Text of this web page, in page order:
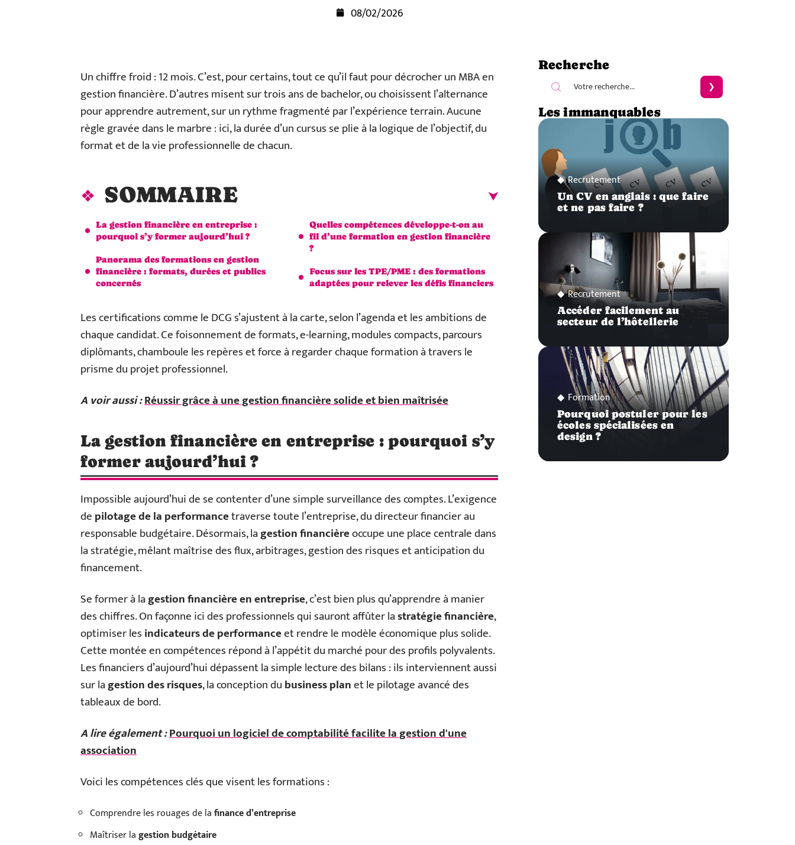
08/02/2026
Un chiffre froid : 12 mois. C’est, pour certains, tout ce qu’il faut pour décrocher un MBA en
gestion financière. D’autres misent sur trois ans de bachelor, ou choisissent l’alternance
pour apprendre autrement, sur un rythme fragmenté par l’expérience terrain. Aucune
règle gravée dans le marbre : ici, la durée d’un cursus se plie à la logique de l’objectif, du
format et de la vie professionnelle de chacun.
SOMMAIRE
La gestion financière en entreprise :
pourquoi s’y former aujourd’hui ?
Panorama des formations en gestion
financière : formats, durées et publics
concernés
Quelles compétences développe-t-on au
fil d’une formation en gestion financière
?
Focus sur les TPE/PME : des formations
adaptées pour relever les défis financiers
Les certifications comme le DCG s’ajustent à la carte, selon l’agenda et les ambitions de
chaque candidat. Ce foisonnement de formats, e-learning, modules compacts, parcours
diplômants, chamboule les repères et force à regarder chaque formation à travers le
prisme du projet professionnel.
A voir aussi :Réussir grâce à une gestion financière solide et bien maîtrisée
La gestion financière en entreprise : pourquoi s’y
former aujourd’hui ?
Impossible aujourd’hui de se contenter d’une simple surveillance des comptes. L’exigence
depilotage de la performancetraverse toute l’entreprise, du directeur financier au
responsable budgétaire. Désormais, lagestion financièreoccupe une place centrale dans
la stratégie, mêlant maîtrise des flux, arbitrages, gestion des risques et anticipation du
financement.
Se former à lagestion financière en entreprise, c’est bien plus qu’apprendre à manier
des chiffres. On façonne ici des professionnels qui sauront affûter lastratégie financière,
optimiser lesindicateurs de performanceet rendre le modèle économique plus solide.
Cette montée en compétences répond à l’appétit du marché pour des profils polyvalents.
Les financiers d’aujourd’hui dépassent la simple lecture des bilans : ils interviennent aussi
sur lagestion des risques, la conception dubusiness planet le pilotage avancé des
tableaux de bord.
A lire également :Pourquoi un logiciel de comptabilité facilite la gestion d'une
association
Voici les compétences clés que visent les formations :
Comprendre les rouages de lafinance d’entreprise
Maîtriser lagestion budgétaire
Recherche
Les immanquables
Recrutement
Un CV en anglais : que faire
et ne pas faire ?
Recrutement
Accéder facilement au
secteur de l’hôtellerie
Formation
Pourquoi postuler pour les
écoles spécialisées en
design ?